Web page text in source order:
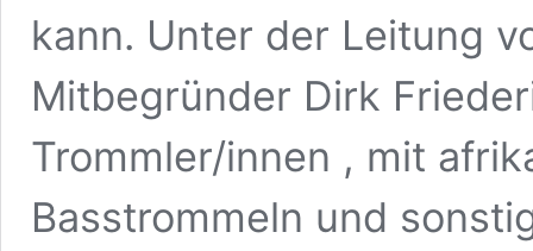
kann. Unter der Leitung
Mitbegründer Dirk
Trommler/innen , mit
Basstrommeln und